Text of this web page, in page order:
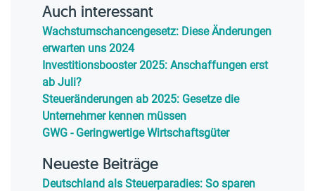
Auch interessant
Wachstumschancengesetz: Diese Änderungen
erwarten uns 2024
Investitionsbooster 2025: Anschaffungen erst
ab Juli?
Steueränderungen ab 2025: Gesetze die
Unternehmer kennen müssen
GWG - Geringwertige Wirtschaftsgüter
Neueste Beiträge
Deutschland als Steuerparadies: So sparen